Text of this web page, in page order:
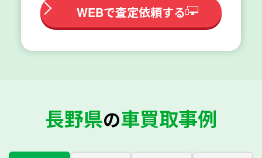
WEBで査定依頼する
長野県の車買取事例